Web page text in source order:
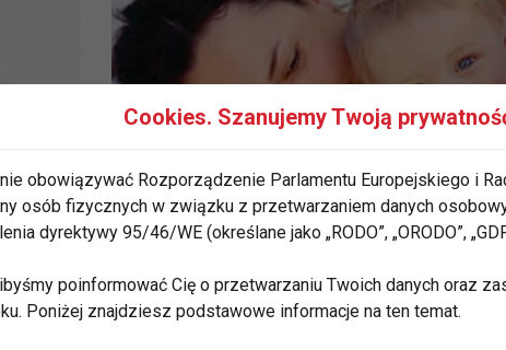
Dieta a płeć dziecka
Cookies. Szanujemy Twoją
obowiązywać Rozporządzenie Parlamentu Europejskiego i
osób fizycznych w związku z przetwarzaniem danych
dyrektywy 95/46/WE (określane jako „RODO”, „ORODO”,
poinformować Cię o przetwarzaniu Twoich danych oraz
Poniżej znajdziesz podstawowe informacje na ten temat.